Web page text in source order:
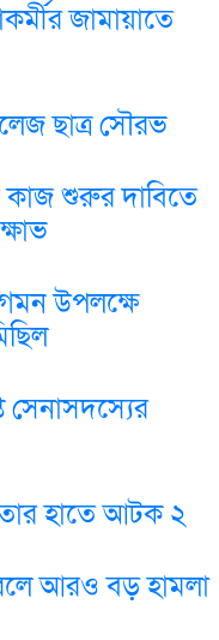
জামায়াতে
ছাত্র সৌরভ
কাজ শুরুর দাবিতে
উপলক্ষে
সেনাসদস্যের
হাতে আটক ২
আরও বড় হামলা